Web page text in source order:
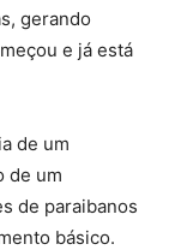
gerando
e já está
de um
de um
de paraibanos
básico.